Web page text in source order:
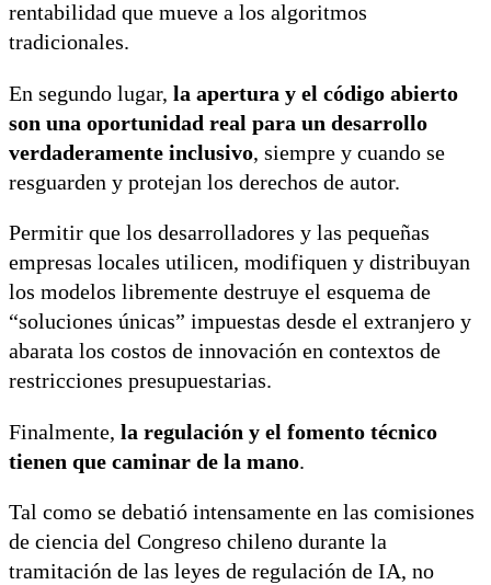
rentabilidad que mueve a los algoritmos
tradicionales.
En segundo lugar, la apertura y el código abierto
son una oportunidad real para un desarrollo
verdaderamente inclusivo, siempre y cuando se
resguarden y protejan los derechos de autor.
Permitir que los desarrolladores y las pequeñas
empresas locales utilicen, modifiquen y distribuyan
los modelos libremente destruye el esquema de
“soluciones únicas” impuestas desde el extranjero y
abarata los costos de innovación en contextos de
restricciones presupuestarias.
Finalmente, la regulación y el fomento técnico
tienen que caminar de la mano.
Tal como se debatió intensamente en las comisiones
de ciencia del Congreso chileno durante la
tramitación de las leyes de regulación de IA, no